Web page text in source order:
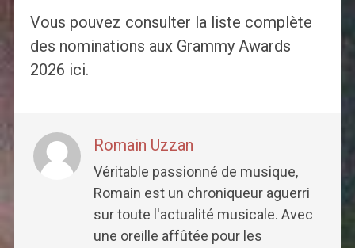
Vous pouvez consulter la liste complète
des nominations aux Grammy Awards
2026 ici.
Romain Uzzan
Véritable passionné de musique,
Romain est un chroniqueur aguerri
sur toute l'actualité musicale. Avec
une oreille affûtée pour les